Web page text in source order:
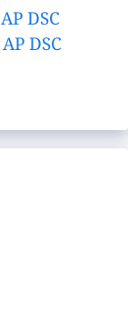
DSC
DSC